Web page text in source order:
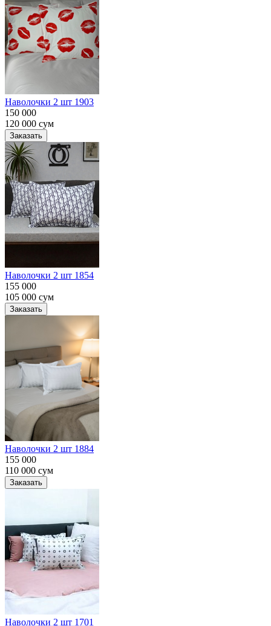
Наволочки 2 шт 1903
150 000
120 000 сум
Заказать
Наволочки 2 шт 1854
155 000
105 000 сум
Заказать
Наволочки 2 шт 1884
155 000
110 000 сум
Заказать
Наволочки 2 шт 1701